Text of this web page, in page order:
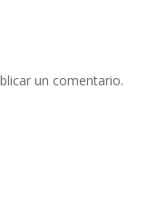
un comentario.